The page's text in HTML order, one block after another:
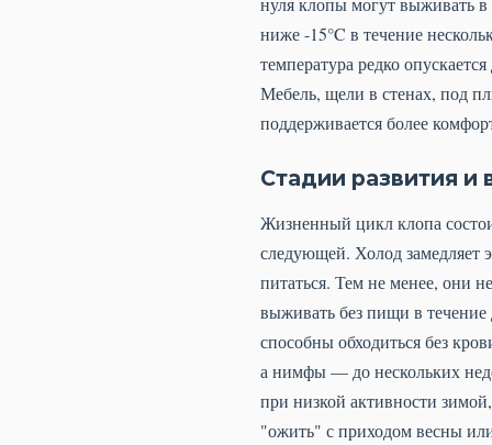
ниже -15°C в течение
температура редко
Мебель, щели в стенах, под
поддерживается более
Стадии развития и
Жизненный цикл клопа
следующей. Холод замедляет
питаться. Тем не менее, они
выживать без пищи в
способны обходиться без
а нимфы — до нескольких
при низкой активности
"ожить" с приходом весны